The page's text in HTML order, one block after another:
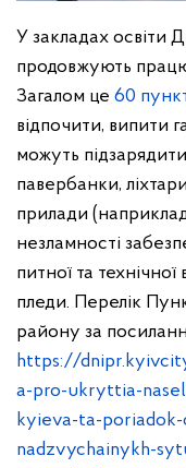
У закладах освіти
продовжують
Загалом це 60
відпочити, випити
можуть
павербанки,
прилади
незламності
питної та технічної
пледи. Перелік
району за
https://
a-pro-ukryttia-
kyieva-ta-
nadzvychainykh-